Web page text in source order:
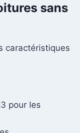
sans
caractéristiques
pour les